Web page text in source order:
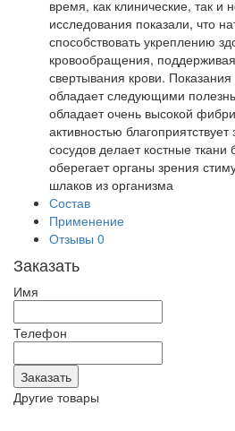
время, как клинические, так и
исследования показали, что
способствовать укреплению
кровообращения,
свертывания крови.
обладает следующими
обладает очень высокой
активностью
сосудов делает костные ткани
оберегает органы зрения
шлаков из организма
Состав
Применение
Отзывы 0
Заказать
Имя
Телефон
Другие товары